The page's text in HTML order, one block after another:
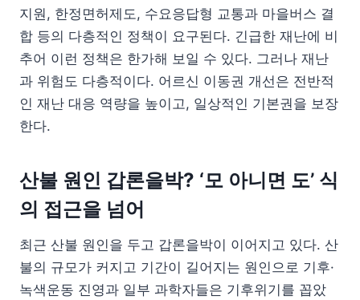
지원, 한정면허제도, 수요응답형 교통과 마을버스 결
합 등의 다층적인 정책이 요구된다. 긴급한 재난에 비
추어 이런 정책은 한가해 보일 수 있다. 그러나 재난
과 위험도 다층적이다. 어르신 이동권 개선은 전반적
인 재난 대응 역량을 높이고, 일상적인 기본권을 보장
한다.
산불 원인 갑론을박? ‘모 아니면 도’ 식
의 접근을 넘어
최근 산불 원인을 두고 갑론을박이 이어지고 있다. 산
불의 규모가 커지고 기간이 길어지는 원인으로 기후·
녹색운동 진영과 일부 과학자들은 기후위기를 꼽았